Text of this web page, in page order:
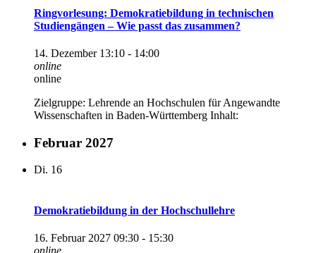
Ringvorlesung: Demokratiebildung in technischen
Studiengängen – Wie passt das zusammen?
14. Dezember 13:10 - 14:00
online
online
Zielgruppe: Lehrende an Hochschulen für Angewandte
Wissenschaften in Baden-Württemberg Inhalt:
Februar 2027
Di. 16
Demokratiebildung in der Hochschullehre
16. Februar 2027 09:30 - 15:30
online